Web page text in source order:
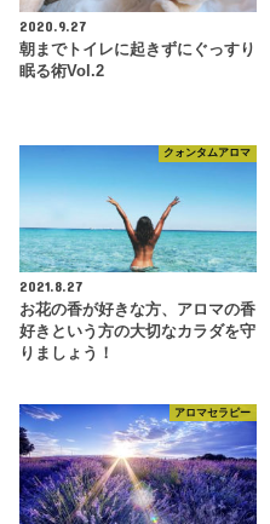
2020.9.27
朝までトイレに起きずにぐっすり
眠る術Vol.2
クォンタムアロマ
2021.8.27
お花の香が好きな方、アロマの香
好きという方の大切なカラダを守
りましょう！
アロマセラピー